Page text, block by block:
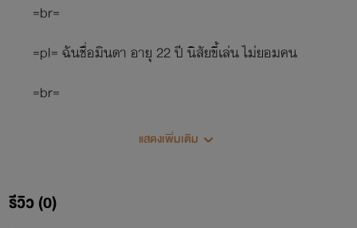
=br=
=pl= ฉันชื่อมินดา อายุ 22 ปี นิสัยขี้เล่น ไม่ยอมคน
=br=
=pl=แต่เป็นอ่อนไหวง่าย บ่อน้ำตาแตกง่าย
=pl=( เมื่อดูละครนะ)
แสดงเพิ่มเติม
รีวิว (0)